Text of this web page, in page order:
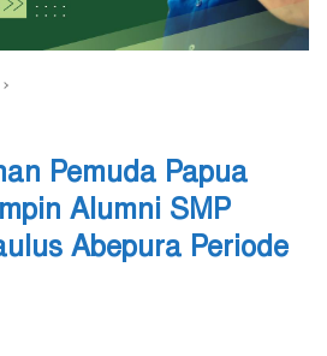
Pemuda Papua
Alumni SMP
Abepura Periode